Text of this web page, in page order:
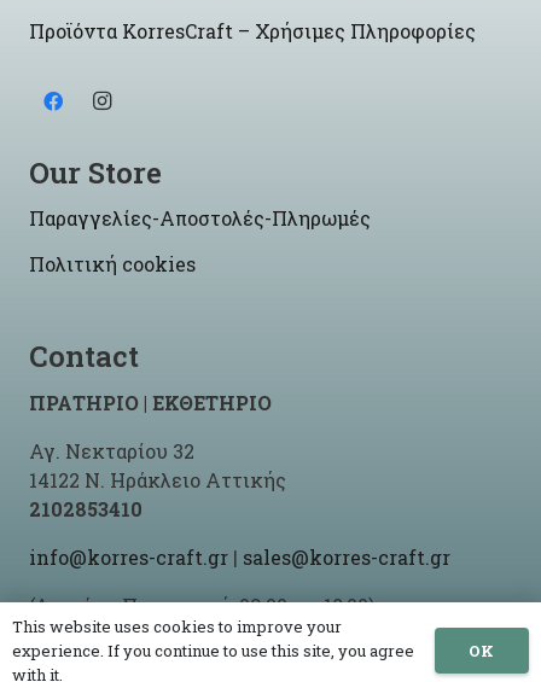
Προϊόντα KorresCraft – Χρήσιμες Πληροφορίες
Our Store
Παραγγελίες-Αποστολές-Πληρωμές
Πολιτική cookies
Contact
ΠΡΑΤΗΡΙΟ | ΕΚΘΕΤΗΡΙΟ
Αγ. Νεκταρίου 32
14122 Ν. Ηράκλειο Αττικής
2102853410
info@korres-craft.gr | sales@korres-craft.gr
(Δευτέρα-Παρασκευή: 09:00 ως 18:00)
This website uses cookies to improve your
experience. If you continue to use this site, you agree
with it.
OK